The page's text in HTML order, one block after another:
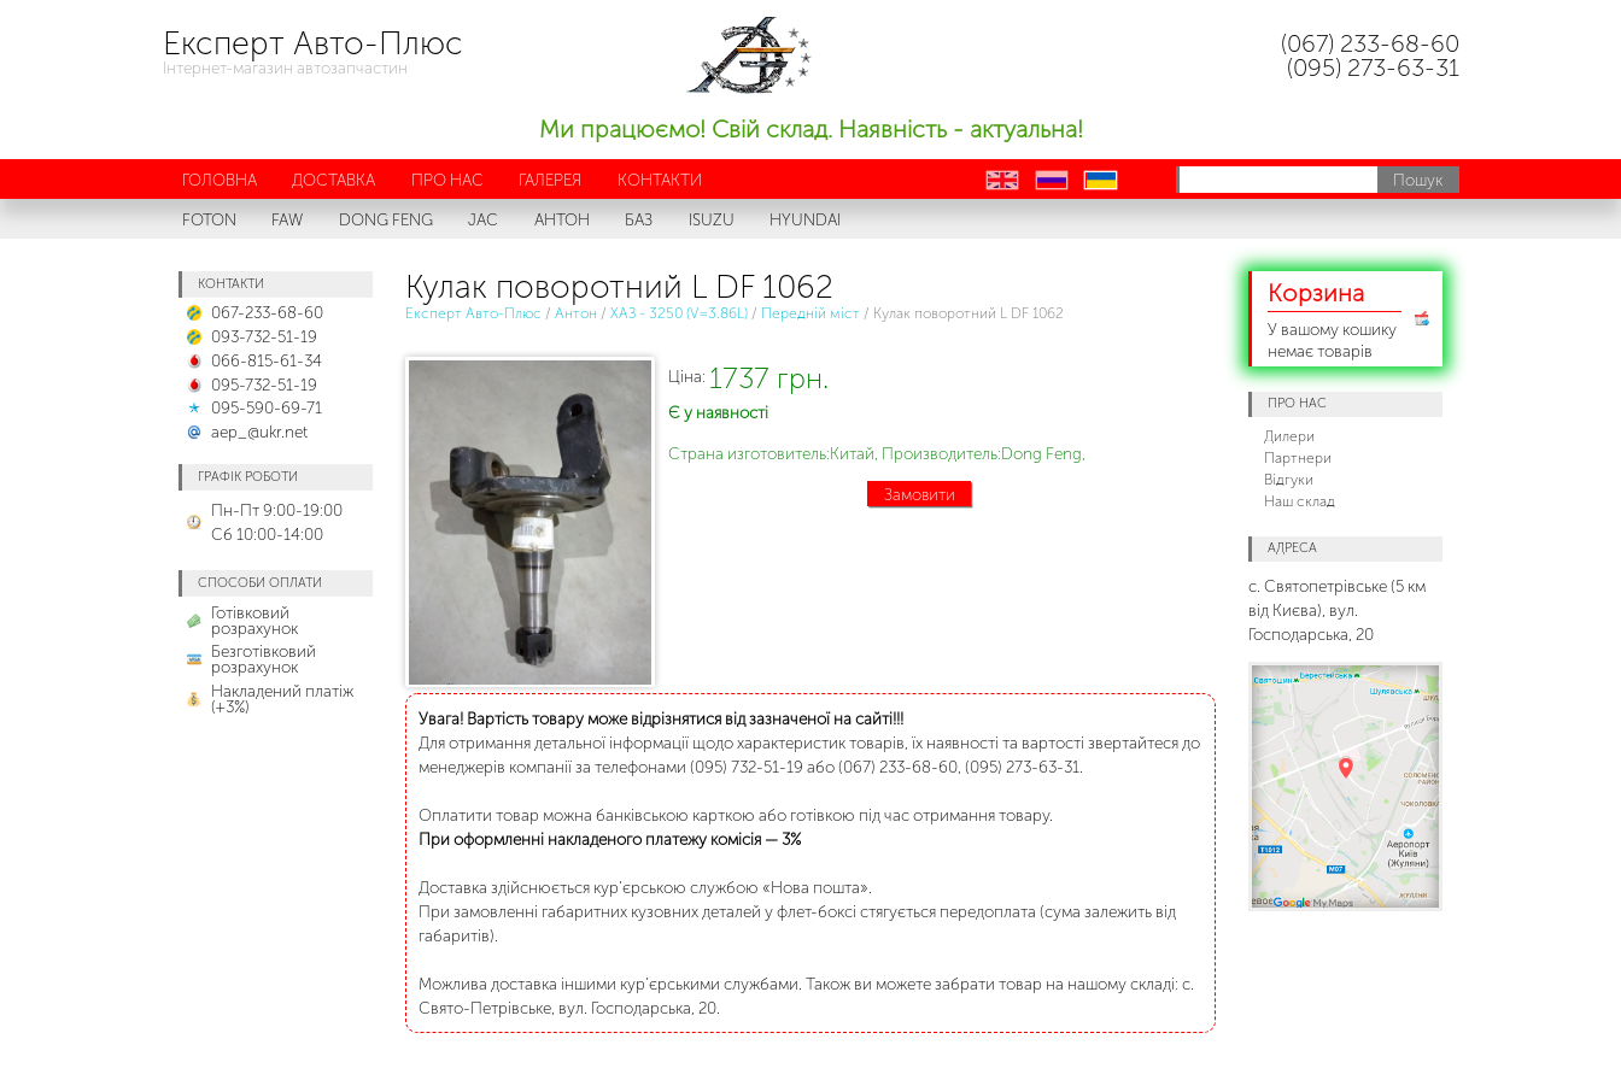
Експерт Авто-Плюс
Інтернет-магазин автозапчастин
(067) 233-68-60
(095) 273-63-31
Ми працюємо! Свій склад. Наявність - актуальна!
ГОЛОВНА ДОСТАВКА ПРО НАС ГАЛЕРЕЯ КОНТАКТИ en ru
uk
FOTON
FAW DONG FENG JAC АНТОН БАЗ ISUZU HYUNDAI
КОНТАКТИ
067-233-68-60
093-732-51-19
066-815-61-34
095-732-51-19
095-590-69-71
aep_@ukr.net
ГРАФІК РОБОТИ
Пн-Пт 9:00-19:00
Сб 10:00-14:00
СПОСОБИ ОПЛАТИ
Готівковий
розрахунок
Безготівковий
розрахунок
Накладений платіж
(+3%)
Кулак поворотний L DF 1062
Експерт Авто-Плюс / Антон / ХАЗ - 3250 (V=3.86L)/ Передній міст/ Кулак поворотний L DF 1062
Ціна: 1737 грн.
Є у наявності
Страна изготовитель:Китай, Производитель:Dong Feng,
Замовити
Увага! Вартість товару може відрізнятися від зазначеної на сайті!!!
Для отримання детальної інформації щодо характеристик товарів, їх наявності та вартості звертайтеся до
менеджерів компанії за телефонами (095) 732-51-19 або (067) 233-68-60, (095) 273-63-31.
Оплатити товар можна банківською карткою або готівкою під час отримання товару.
При оформленні накладеного платежу комісія — 3%
Доставка здійснюється кур’єрською службою «Нова пошта».
При замовленні габаритних кузовних деталей у флет-боксі стягується передоплата (сума залежить від
габаритів).
Можлива доставка іншими кур’єрськими службами. Також ви можете забрати товар на нашому складі: с.
Свято-Петрівське, вул. Господарська, 20.
Корзина
У вашому кошику
немає товарів
ПРО НАС
Дилери
Партнери
Відгуки
Наш склад
АДРЕСА
с. Святопетрівське (5 км
від Києва), вул.
Господарська, 20